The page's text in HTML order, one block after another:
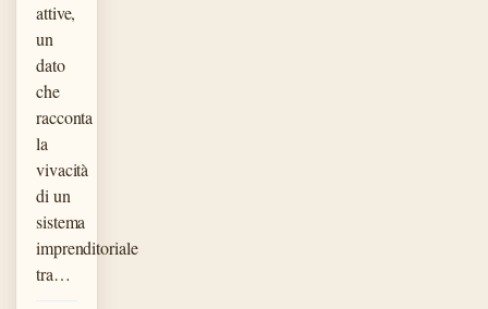
attive,
un
dato
che
racconta
la
vivacità
di un
sistema
imprenditoriale
tra…